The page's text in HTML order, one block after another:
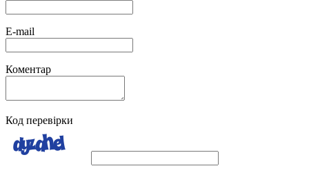
E-mail
Коментар
Код перевірки